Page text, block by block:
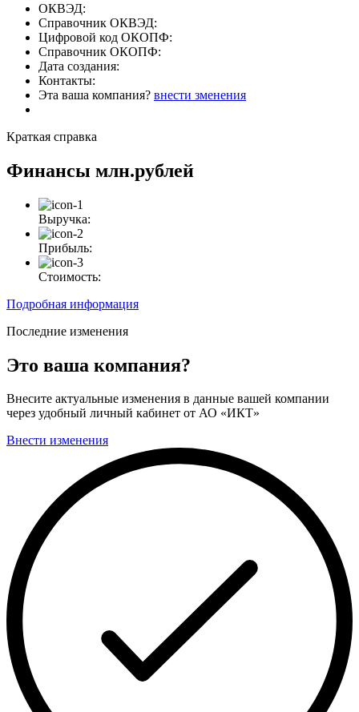
ОКВЭД:
Справочник ОКВЭД:
Цифровой код ОКОПФ:
Справочник ОКОПФ:
Дата создания:
Контакты:
Эта ваша компания? внести зменения
Краткая справка
Финансы млн.рублей
Выручка:
Прибыль:
Стоимость:
Подробная информация
Последние изменения
Это ваша компания?
Внесите актуальные изменения в данные вашей компании
через удобный личный кабинет от АО «ИКТ»
Внести изменения